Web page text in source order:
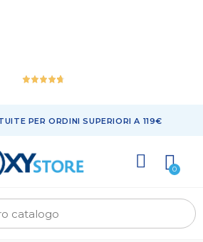
PER ORDINI SUPERIORI A 119€